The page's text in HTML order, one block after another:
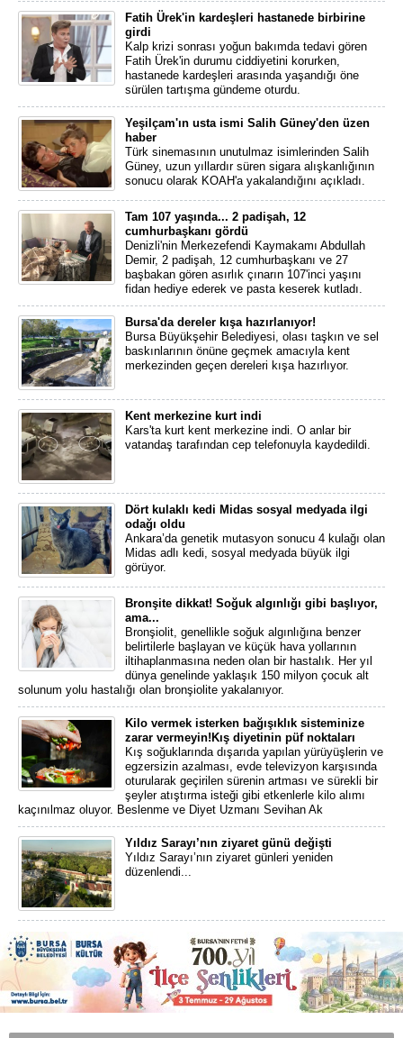
Fatih Ürek'in kardeşleri hastanede birbirine
girdi
Kalp krizi sonrası yoğun bakımda tedavi gören
Fatih Ürek'in durumu ciddiyetini korurken,
hastanede kardeşleri arasında yaşandığı öne
sürülen tartışma gündeme oturdu.
Yeşilçam'ın usta ismi Salih Güney'den üzen
haber
Türk sinemasının unutulmaz isimlerinden Salih
Güney, uzun yıllardır süren sigara alışkanlığının
sonucu olarak KOAH'a yakalandığını açıkladı.
Tam 107 yaşında... 2 padişah, 12
cumhurbaşkanı gördü
Denizli'nin Merkezefendi Kaymakamı Abdullah
Demir, 2 padişah, 12 cumhurbaşkanı ve 27
başbakan gören asırlık çınarın 107'inci yaşını
fidan hediye ederek ve pasta keserek kutladı.
Bursa'da dereler kışa hazırlanıyor!
Bursa Büyükşehir Belediyesi, olası taşkın ve sel
baskınlarının önüne geçmek amacıyla kent
merkezinden geçen dereleri kışa hazırlıyor.
Kent merkezine kurt indi
Kars'ta kurt kent merkezine indi. O anlar bir
vatandaş tarafından cep telefonuyla kaydedildi.
Dört kulaklı kedi Midas sosyal medyada ilgi
odağı oldu
Ankara’da genetik mutasyon sonucu 4 kulağı olan
Midas adlı kedi, sosyal medyada büyük ilgi
görüyor.
Bronşite dikkat! Soğuk algınlığı gibi başlıyor,
ama...
Bronşiolit, genellikle soğuk algınlığına benzer
belirtilerle başlayan ve küçük hava yollarının
iltihaplanmasına neden olan bir hastalık. Her yıl
dünya genelinde yaklaşık 150 milyon çocuk alt
solunum yolu hastalığı olan bronşiolite yakalanıyor.
Kilo vermek isterken bağışıklık sisteminize
zarar vermeyin!Kış diyetinin püf noktaları
Kış soğuklarında dışarıda yapılan yürüyüşlerin ve
egzersizin azalması, evde televizyon karşısında
oturularak geçirilen sürenin artması ve sürekli bir
şeyler atıştırma isteği gibi etkenlerle kilo alımı
kaçınılmaz oluyor. Beslenme ve Diyet Uzmanı Sevihan Ak
Yıldız Sarayı’nın ziyaret günü değişti
Yıldız Sarayı’nın ziyaret günleri yeniden
düzenlendi...